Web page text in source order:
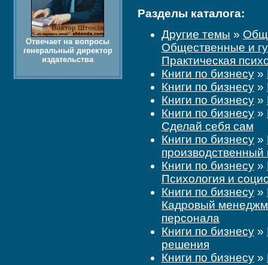
Разделы каталога:
Другие темы »
Общественные и
Практическая
Книги по бизнесу»
Книги по бизнесу»
Книги по бизнесу»
Книги по бизнесу»
Сделай себя сам
Книги по бизнесу»
Книги по бизнесу»
Психология и
Книги по бизнесу»
Кадровый
персонала
Книги по бизнесу»
решения
Книги по бизнесу»
Отвечает на вопросы
генеральный директор
издательства